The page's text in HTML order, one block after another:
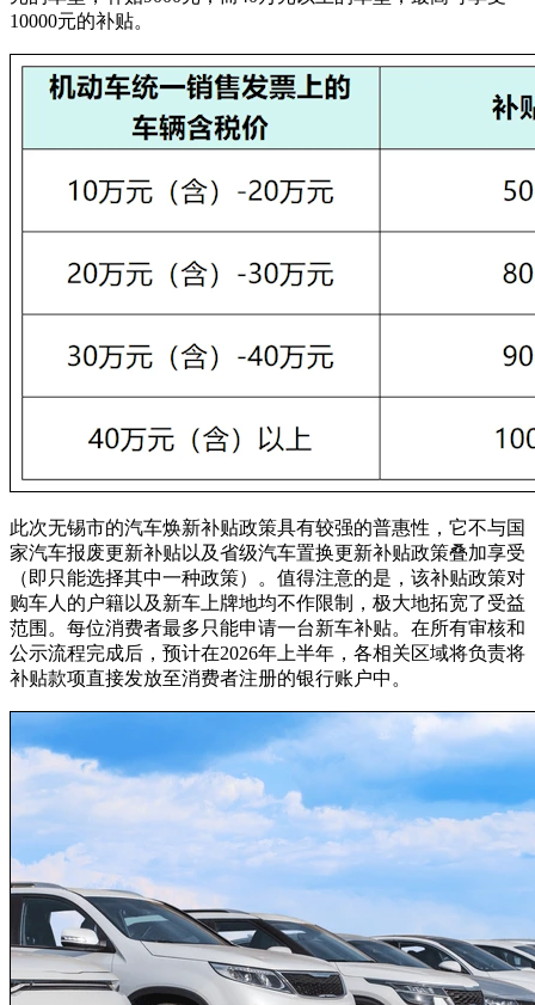
10000元的补贴。
此次无锡市的汽车焕新补贴政策具有较强的普惠性，它不与国
家汽车报废更新补贴以及省级汽车置换更新补贴政策叠加享受
（即只能选择其中一种政策）。值得注意的是，该补贴政策对
购车人的户籍以及新车上牌地均不作限制，极大地拓宽了受益
范围。每位消费者最多只能申请一台新车补贴。在所有审核和
公示流程完成后，预计在2026年上半年，各相关区域将负责将
补贴款项直接发放至消费者注册的银行账户中。